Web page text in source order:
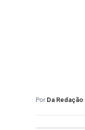
Da Redação